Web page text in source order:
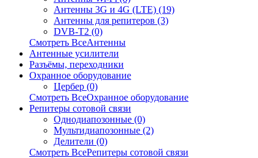
Антенны 3G и 4G (LTE) (19)
Антенны для репитеров (3)
DVB-T2 (0)
Смотреть ВсеАнтенны
Антенные усилители
Разъёмы, переходники
Охранное оборудование
Цербер (0)
Смотреть ВсеОхранное оборудование
Репитеры сотовой связи
Однодиапозонные (0)
Мультидиапозонные (2)
Делители (0)
Смотреть ВсеРепитеры сотовой связи